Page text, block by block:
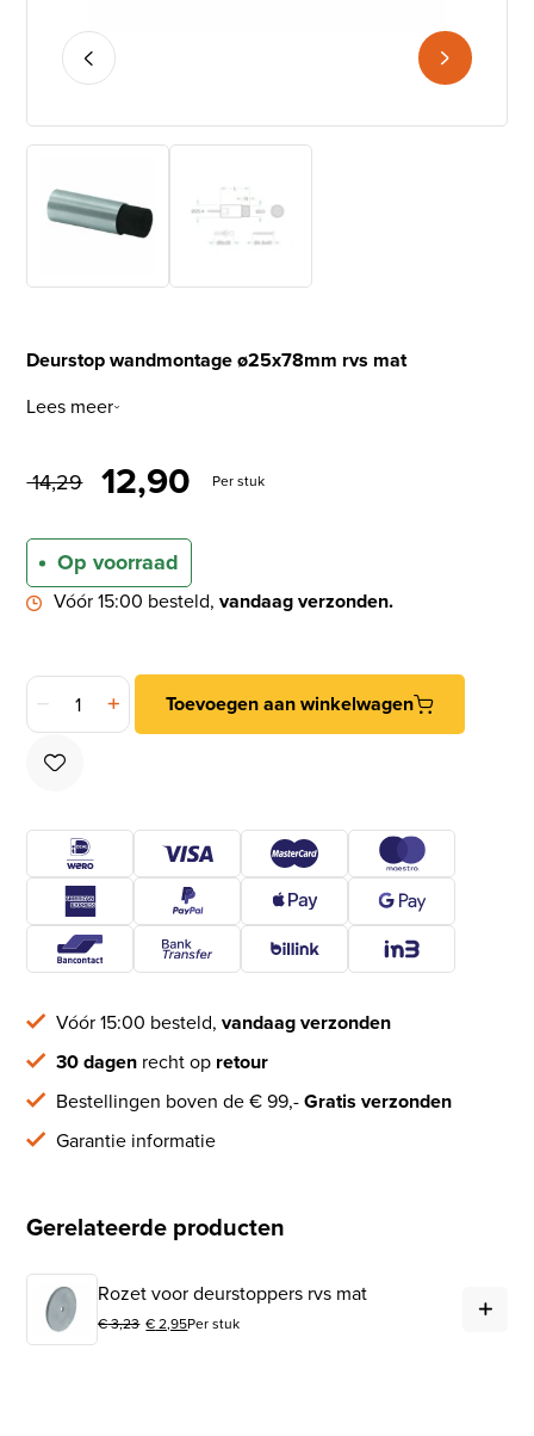
Deurstop wandmontage ø25x78mm rvs mat
Lees meer
14,29 Oorspronkelijke prijs was:
12,90 Huidige prijs is: €
Per stuk
Op voorraad
Vóór 15:00 besteld,vandaag verzonden.
Deurstop wandmontage ø25x78mm rvs mat aantal
Toevoegen aan winkelwagen
Vóór 15:00 besteld,vandaag verzonden
30 dagen recht op retour
Bestellingen boven de € 99,-Gratis verzonden
Garantie informatie
Gerelateerde producten
Rozet voor deurstoppers rvs mat
€3,23
Oorspronkelijke prijs was: € 3,23.
€2,95
Huidige prijs is: € 2,95.
Per stuk